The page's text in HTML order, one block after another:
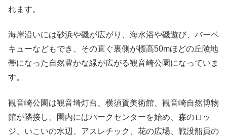
れます。
海岸沿いには砂浜や磯が広がり、海水浴や磯遊び、バーベ
キューなどもでき、その直ぐ裏側が標高50mほどの丘陵地
帯になった自然豊かな緑が広がる観音崎公園になっていま
す。
観音崎公園は観音埼灯台、横須賀美術館、観音崎自然博物
館が隣接し、園内にはパークセンターを始め、森のロッ
ジ、いこいの水辺、アスレチック、花の広場、戦没船員の